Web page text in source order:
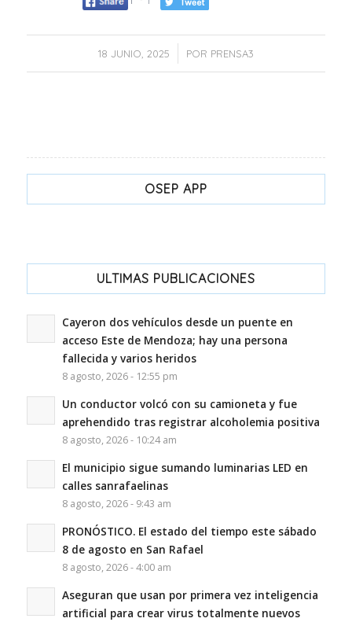
18 JUNIO, 2025
/ POR PRENSA3
OSEP APP
ULTIMAS PUBLICACIONES
Cayeron dos vehículos desde un puente en
acceso Este de Mendoza; hay una persona
fallecida y varios heridos
8 agosto, 2026 - 12:55 pm
Un conductor volcó con su camioneta y fue
aprehendido tras registrar alcoholemia positiva
8 agosto, 2026 - 10:24 am
El municipio sigue sumando luminarias LED en
calles sanrafaelinas
8 agosto, 2026 - 9:43 am
PRONÓSTICO. El estado del tiempo este sábado
8 de agosto en San Rafael
8 agosto, 2026 - 4:00 am
Aseguran que usan por primera vez inteligencia
artificial para crear virus totalmente nuevos